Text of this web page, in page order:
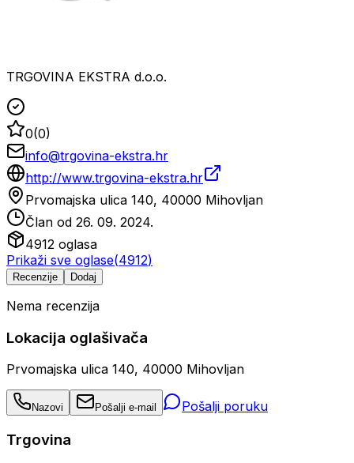
TRGOVINA EKSTRA d.o.o.
0(0)
info@trgovina-ekstra.hr
http://www.trgovina-ekstra.hr
Prvomajska ulica 140, 40000 Mihovljan
Član od 26. 09. 2024.
4912 oglasa
Prikaži sve oglase(4912)
Recenzije Dodaj
Nema recenzija
Lokacija oglašivača
Prvomajska ulica 140, 40000 Mihovljan
Nazovi Pošalji e-mail Pošalji poruku
Trgovina